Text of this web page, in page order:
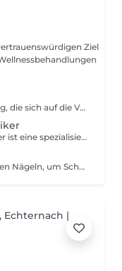
Ziel
Eine professionelle Fußpflegebehandlung, die sich auf die Verbesserung der Gesundheit und des Komforts der Füße konzentriert. Die Behandlung umfasste die Entfernung von Schwielen, Hühneraugen, rissige Haut und die Pflege problematischer Nägel, um Fußproblemen vorzubeugen und gesunde, gepflegte Füße zu erhalten.
Eine medizinische Pediküre für Diabetiker ist eine spezialisierte Fußpflegebehandlung, die für Menschen mit Diabetes entwickelt wurde, bei denen die Füße aufgrund der höheren Risiken besondere Aufmerksamkeit benötigen.
Behandlung und Pflege von eingeborenen Nägeln, um Schmerzen zu lindern und die Hygiene des Nagels zu verbessern. Reinigung und Behandlung von eingeborenen Nägeln, um Beschwerden zu reduzieren und Infektionen vorzubeugen.